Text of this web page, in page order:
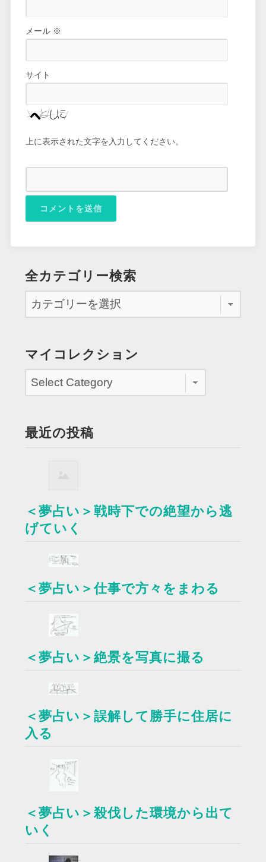
メール ※
サイト
上に表示された文字を入力してください。
全カテゴリー検索
マイコレクション
最近の投稿
＜夢占い＞戦時下での絶望から逃
げていく
＜夢占い＞仕事で方々をまわる
＜夢占い＞絶景を写真に撮る
＜夢占い＞誤解して勝手に住居に
入る
＜夢占い＞殺伐した環境から出て
いく